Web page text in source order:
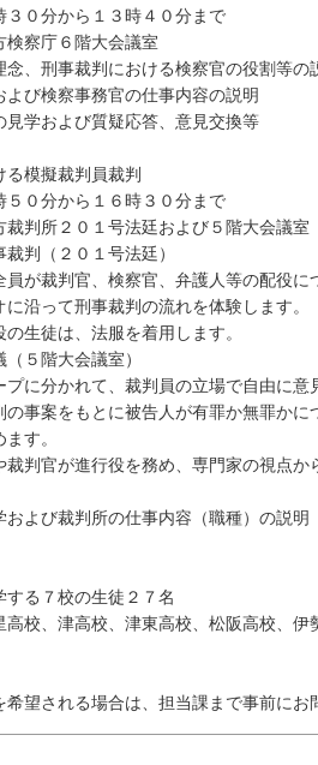
ら１３時４０分まで
６階大会議室
判における検察官の役割等の
事務官の仕事内容の説明
び質疑応答、意見交換等
擬裁判員裁判
ら１６時３０分まで
０１号法廷および５階大会議室
０１号法廷）
、検察官、弁護人等の配役につき
事裁判の流れを体験します。
、法服を着用します。
大会議室）
て、裁判員の立場で自由に意見
とに被告人が有罪か無罪かについ
。
行役を務め、専門家の視点から高
所の仕事内容（職種）の説明
７校の生徒２７名
、津高校、津東高校、松阪高校、伊勢
される場合は、担当課まで事前にお問